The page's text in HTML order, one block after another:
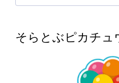
そらとぶピカチュ